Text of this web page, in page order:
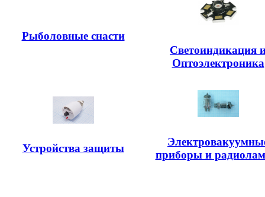
Рыболовные снасти
Светоиндикация
Оптоэлектроника
Устройства защиты
приборы и